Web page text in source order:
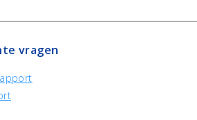
vragen